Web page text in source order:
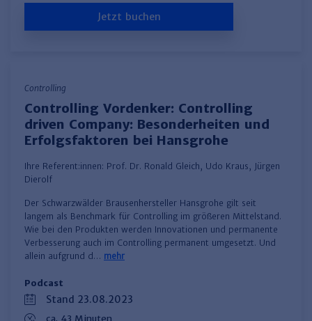
Jetzt buchen
Controlling
Controlling Vordenker: Controlling
driven Company: Besonderheiten und
Erfolgsfaktoren bei Hansgrohe
Ihre Referent:innen: Prof. Dr. Ronald Gleich, Udo Kraus, Jürgen
Dierolf
Der Schwarzwälder Brausenhersteller Hansgrohe gilt seit
langem als Benchmark für Controlling im größeren Mittelstand.
Wie bei den Produkten werden Innovationen und permanente
Verbesserung auch im Controlling permanent umgesetzt. Und
allein aufgrund d… mehr
Podcast
Stand 23.08.2023